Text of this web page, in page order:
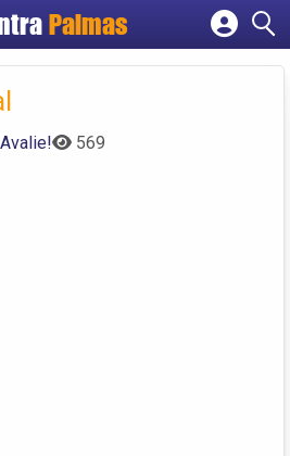
Palmas
Cadastrar empresa
Avalie! 569